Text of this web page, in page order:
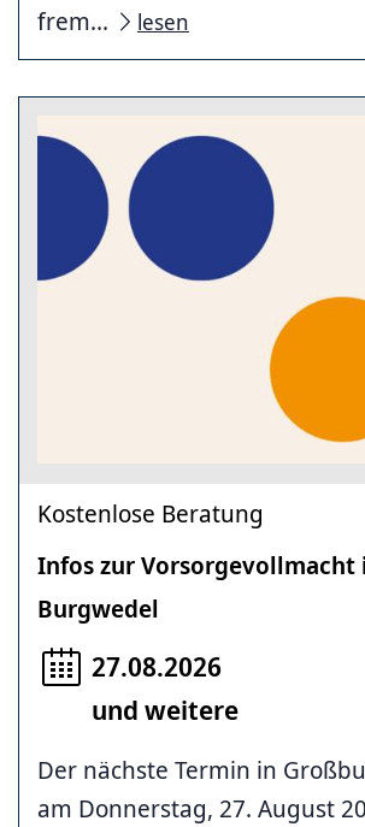
frem...
lesen
Kostenlose Beratung
Infos zur Vorsorgevollmacht
Burgwedel
27.08.2026
und weitere
Der nächste Termin in
am Donnerstag, 27. August